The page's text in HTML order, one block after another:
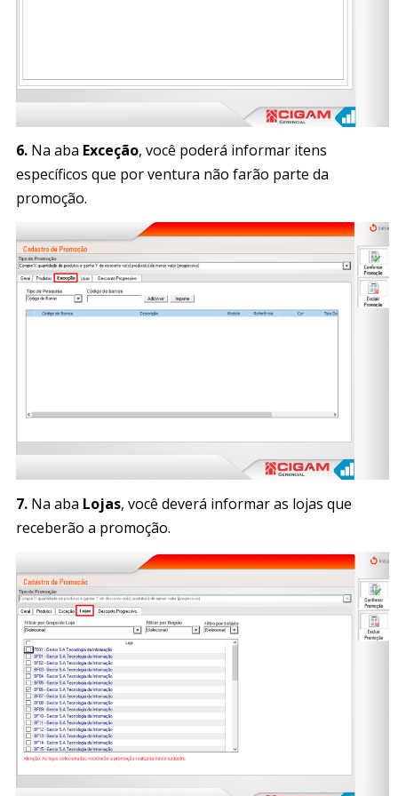
6. Na aba Exceção, você poderá informar itens
específicos que por ventura não farão parte da
promoção.
7. Na aba Lojas, você deverá informar as lojas que
receberão a promoção.